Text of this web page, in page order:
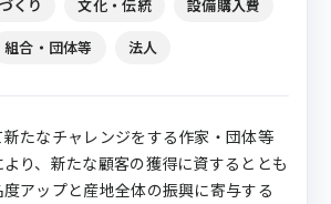
くり 文化・伝統
設備購入費
組合・団体等 法人
たなチャレンジをする作家・団体等
り、新たな顧客の獲得に資するととも
アップと産地全体の振興に寄与する